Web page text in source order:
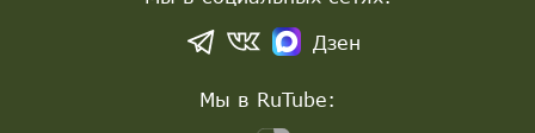
Дзен
Мы в RuTube: